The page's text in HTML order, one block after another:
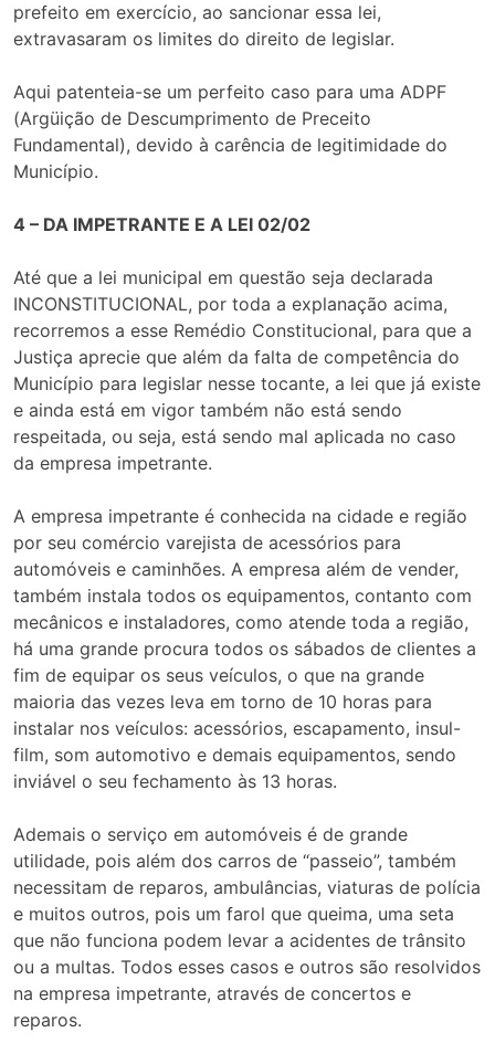
prefeito em exercício, ao sancionar essa lei,
extravasaram os limites do direito de legislar.
Aqui patenteia-se um perfeito caso para uma ADPF
(Argüição de Descumprimento de Preceito
Fundamental), devido à carência de legitimidade do
Município.
4 – DA IMPETRANTE E A LEI 02/02
Até que a lei municipal em questão seja declarada
INCONSTITUCIONAL, por toda a explanação acima,
recorremos a esse Remédio Constitucional, para que a
Justiça aprecie que além da falta de competência do
Município para legislar nesse tocante, a lei que já existe
e ainda está em vigor também não está sendo
respeitada, ou seja, está sendo mal aplicada no caso
da empresa impetrante.
A empresa impetrante é conhecida na cidade e região
por seu comércio varejista de acessórios para
automóveis e caminhões. A empresa além de vender,
também instala todos os equipamentos, contanto com
mecânicos e instaladores, como atende toda a região,
há uma grande procura todos os sábados de clientes a
fim de equipar os seus veículos, o que na grande
maioria das vezes leva em torno de 10 horas para
instalar nos veículos: acessórios, escapamento, insul-
film, som automotivo e demais equipamentos, sendo
inviável o seu fechamento às 13 horas.
Ademais o serviço em automóveis é de grande
utilidade, pois além dos carros de “passeio”, também
necessitam de reparos, ambulâncias, viaturas de polícia
e muitos outros, pois um farol que queima, uma seta
que não funciona podem levar a acidentes de trânsito
ou a multas. Todos esses casos e outros são resolvidos
na empresa impetrante, através de concertos e
reparos.